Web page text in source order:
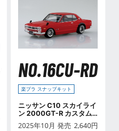
NO.16CU-RD
楽プラ スナップキット
ニッサン C10 スカイライ
ン 2000GT-R カスタム
ホイール(レッド)
2025年10月 発売 2,640円